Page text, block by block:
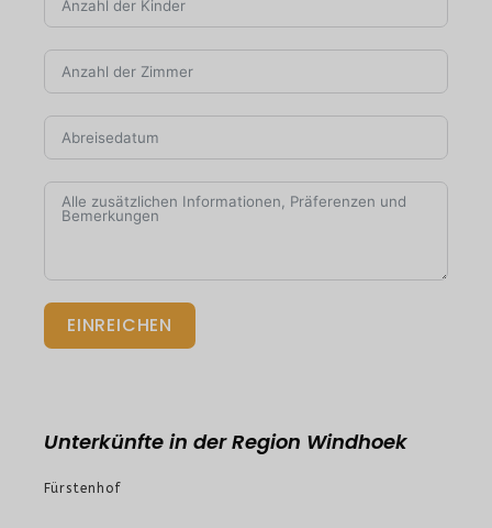
EINREICHEN
Unterkünfte in der Region Windhoek
Fürstenhof